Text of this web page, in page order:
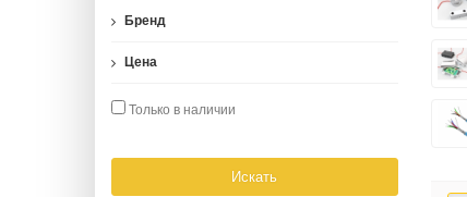
Бренд
Цена
Только в наличии
Искать